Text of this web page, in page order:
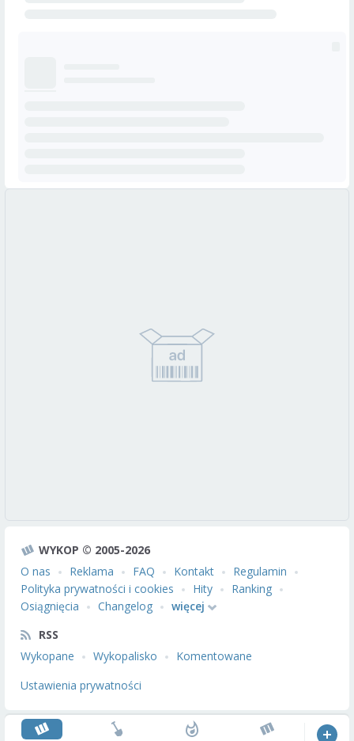
WYKOP © 2005-2026
O nas
Reklama FAQ Kontakt
Regulamin
Polityka prywatności i cookies
Hity
Ranking
Osiągnięcia
Changelog
więcej
RSS
Wykopane
Wykopalisko
Komentowane
Ustawienia prywatności